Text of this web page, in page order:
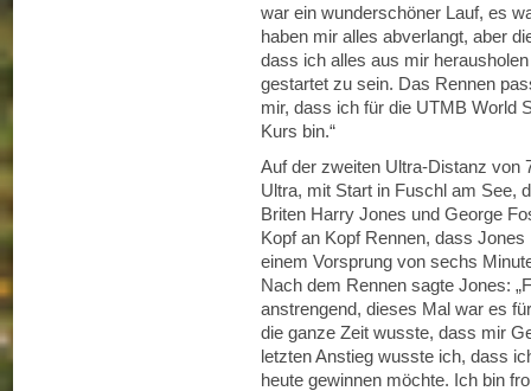
war ein wunderschöner Lauf, es
haben mir alles abverlangt, aber
dass ich alles aus mir
gestartet zu sein. Das Rennen
mir, dass ich für die UTMB World
Kurs bin.“
Auf der zweiten Ultra-Distanz von
Ultra, mit Start in Fuschl am See,
Briten Harry Jones und George
Kopf an Kopf Rennen, dass
einem Vorsprung von sechs
Nach dem Rennen sagte Jones:
anstrengend, dieses Mal war es
die ganze Zeit wusste, dass mir
letzten Anstieg wusste ich, dass
heute gewinnen möchte. Ich bin